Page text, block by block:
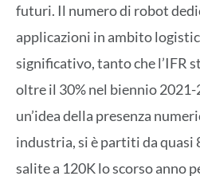
futuri. Il numero di robot
applicazioni in ambito
significativo, tanto che l’IFR
oltre il 30% nel biennio 2021-
un’idea della presenza
industria, si è partiti da quasi
salite a 120K lo scorso anno